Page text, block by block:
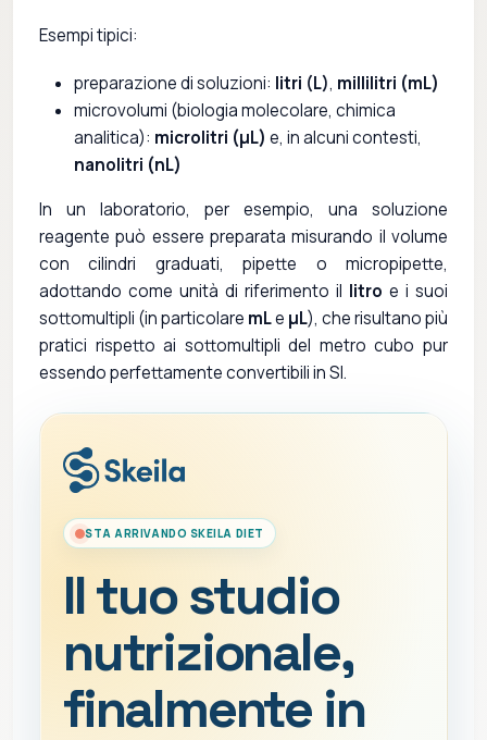
Esempi tipici:
preparazione di soluzioni: litri (L), millilitri (mL)
microvolumi (biologia molecolare, chimica
analitica): microlitri (µL) e, in alcuni contesti,
nanolitri (nL)
In un laboratorio, per esempio, una soluzione
reagente può essere preparata misurando il volume
con cilindri graduati, pipette o micropipette,
adottando come unità di riferimento il litro e i suoi
sottomultipli (in particolare mLe µL), che risultano più
pratici rispetto ai sottomultipli del metro cubo pur
essendo perfettamente convertibili in SI.
STA ARRIVANDO SKEILA DIET
Il tuo studio
nutrizionale,
finalmente in